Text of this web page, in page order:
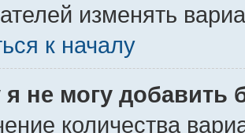
изменять
к началу
не могу добавить
количества